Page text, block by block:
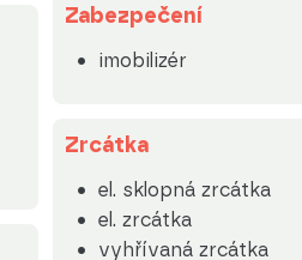
Zabezpečení
imobilizér
Zrcátka
el. sklopná zrcátka
el. zrcátka
vyhřívaná zrcátka